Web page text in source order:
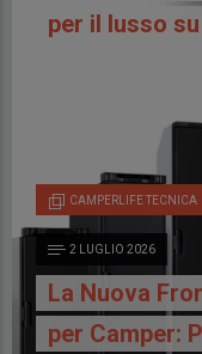
per il lusso
CAMPERLIFE TECNICA
2 LUGLIO 2026
La Nuova
per Camper: